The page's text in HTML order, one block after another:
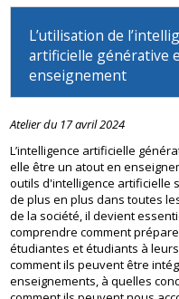
L’utilisation de
artificielle générative
enseignement
Atelier du 17 avril 2024
L’intelligence artificielle
elle être un atout en
outils d'intelligence artificielle
de plus en plus dans toutes
de la société, il devient
comprendre comment
étudiantes et étudiants à
comment ils peuvent être
enseignements, à quelles